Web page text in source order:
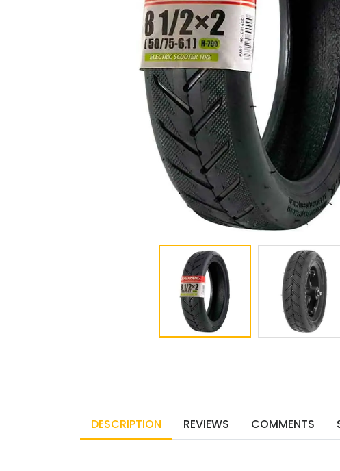
DESCRIPTION REVIEWS COMMENTS